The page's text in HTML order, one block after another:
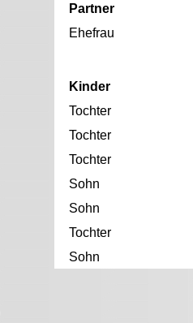
Partner
Ehefrau
Kinder
Tochter
Tochter
Tochter
Sohn
Sohn
Tochter
Sohn